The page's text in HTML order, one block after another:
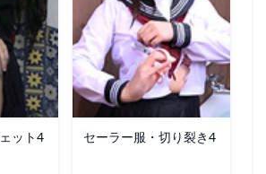
ット4 セーラー服・切り裂き4